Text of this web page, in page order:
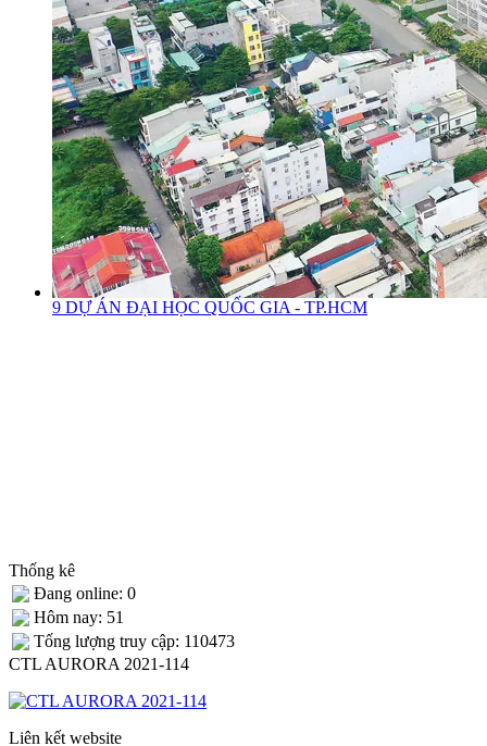
9 DỰ ÁN ĐẠI HỌC QUỐC GIA - TP.HCM
Thống kê
Đang online: 0
Hôm nay: 51
Tống lượng truy cập: 110473
CTL AURORA 2021-114
Liên kết website